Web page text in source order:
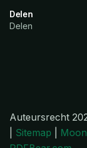
Delen
Delen
Auteursrecht
Sitemap